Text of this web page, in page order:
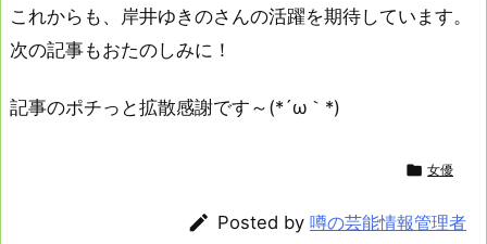
これからも、岸井ゆきのさんの活躍を期待しています。
次の記事もおたのしみに！
記事のポチっと拡散感謝です～(*´ω｀*)
 女優
 Posted by 噂の芸能情報管理者